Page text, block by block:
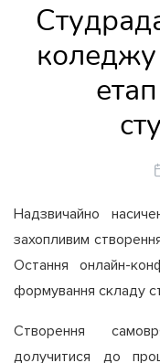
Надзвичайно
захопливим
Остання онлайн-
формування складу
Створення
долучитися до